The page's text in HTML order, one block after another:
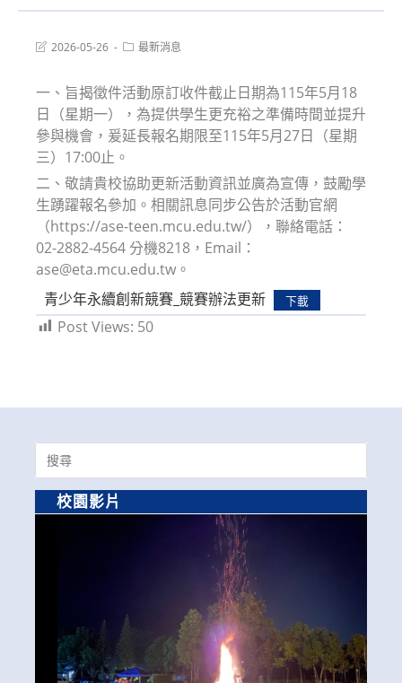
Post2026-05-26
Post最新消息
一、旨揭徵件活動原訂收件截止日期為115年5月18
日（星期一），為提供學生更充裕之準備時間並提升
參與機會，爰延長報名期限至115年5月27日（星期
三）17:00止。
二、敬請貴校協助更新活動資訊並廣為宣傳，鼓勵學
生踴躍報名參加。相關訊息同步公告於活動官網
（https://ase-teen.mcu.edu.tw/），聯絡電話：
02-2882-4564 分機8218，Email：
ase@eta.mcu.edu.tw。
青少年永續創新競賽_競賽辦法更新
下載
Post Views: 50
Search
for:
校園影片